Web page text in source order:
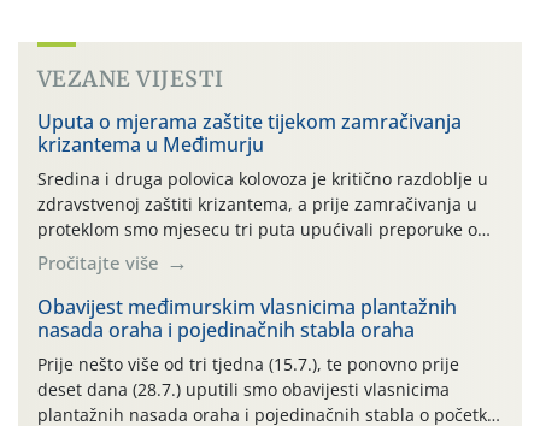
VEZANE VIJESTI
Uputa o mjerama zaštite tijekom zamračivanja
krizantema u Međimurju
Sredina i druga polovica kolovoza je kritično razdoblje u
zdravstvenoj zaštiti krizantema, a prije zamračivanja u
proteklom smo mjesecu tri puta upućivali preporuke o
preventivnim mjerama zaštite krizantema od najčešćih
uzročnika bolesti, štetnika i fito-fagnih grinja (23.7., 14.7.,
06.7.)! Na početku ovog mjeseca je zabilježeno je
povijesno i ekstremno vruće meteorološko razdoblje, uz
najviše temperature […]
Pročitajte više
Obavijest međimurskim vlasnicima plantažnih
nasada oraha i pojedinačnih stabla oraha
Prije nešto više od tri tjedna (15.7.), te ponovno prije
deset dana (28.7.) uputili smo obavijesti vlasnicima
plantažnih nasada oraha i pojedinačnih stabla o početku